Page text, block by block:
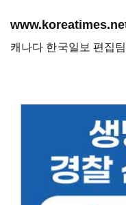
캐나다 한국일보 편집